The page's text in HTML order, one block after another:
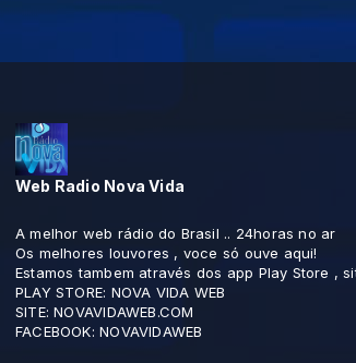
Web Radio Nova Vida
A melhor web rádio do Brasil .. 24horas no ar
Os melhores louvores , voce só ouve aqui!
Estamos tambem através dos app Play Store ,
PLAY STORE: NOVA VIDA WEB
SITE: NOVAVIDAWEB.COM
FACEBOOK: NOVAVIDAWEB